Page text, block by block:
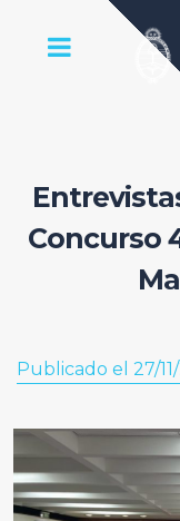
Concurso
Publicado el 27/